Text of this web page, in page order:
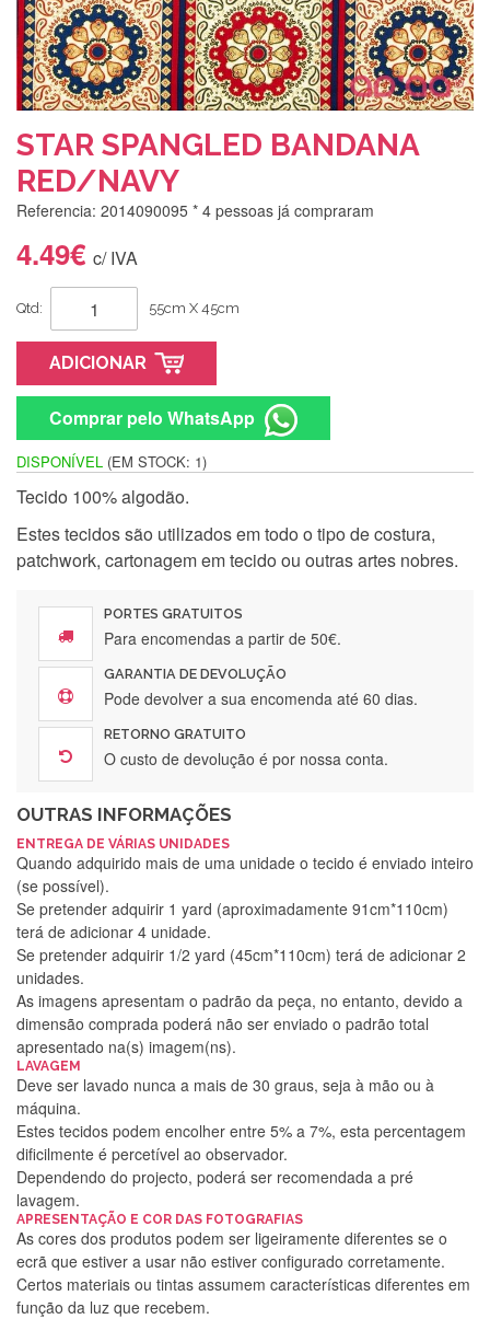
STAR SPANGLED BANDANA
RED/NAVY
Referencia: 2014090095 * 4 pessoas já compraram
4.49€ c/ IVA
Qtd: 55cm X 45cm
ADICIONAR
Comprar pelo WhatsApp
DISPONÍVEL (EM STOCK: 1)
Tecido 100% algodão.
Estes tecidos são utilizados em todo o tipo de costura,
patchwork, cartonagem em tecido ou outras artes nobres.
PORTES GRATUITOS
Para encomendas a partir de 50€.
GARANTIA DE DEVOLUÇÃO
Pode devolver a sua encomenda até 60 dias.
RETORNO GRATUITO
O custo de devolução é por nossa conta.
OUTRAS INFORMAÇÕES
ENTREGA DE VÁRIAS UNIDADES
Quando adquirido mais de uma unidade o tecido é enviado inteiro
(se possível).
Se pretender adquirir 1 yard (aproximadamente 91cm*110cm)
terá de adicionar 4 unidade.
Se pretender adquirir 1/2 yard (45cm*110cm) terá de adicionar 2
unidades.
As imagens apresentam o padrão da peça, no entanto, devido a
dimensão comprada poderá não ser enviado o padrão total
apresentado na(s) imagem(ns).
LAVAGEM
Deve ser lavado nunca a mais de 30 graus, seja à mão ou à
máquina.
Estes tecidos podem encolher entre 5% a 7%, esta percentagem
dificilmente é percetível ao observador.
Dependendo do projecto, poderá ser recomendada a pré
lavagem.
APRESENTAÇÃO E COR DAS FOTOGRAFIAS
As cores dos produtos podem ser ligeiramente diferentes se o
ecrã que estiver a usar não estiver configurado corretamente.
Certos materiais ou tintas assumem características diferentes em
função da luz que recebem.
Silvia Lopes
Encomenda direitinha. Rapidez e segurança. Volto a
encomendar.